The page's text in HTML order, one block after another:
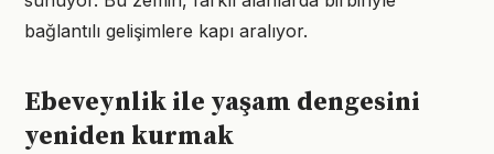
bağlantılı gelişimlere kapı aralıyor.
Ebeveynlik ile yaşam dengesini
yeniden kurmak